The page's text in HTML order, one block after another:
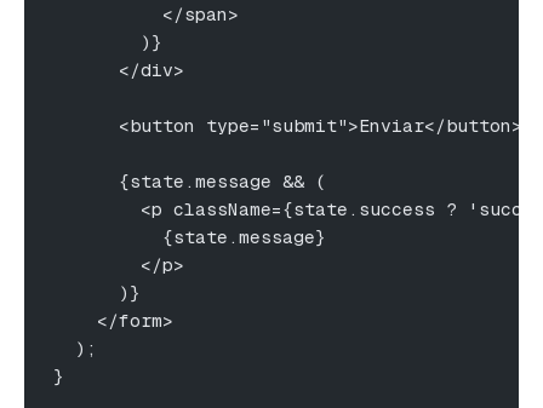
          </span>
        )}
      </div>
      <button type="submit">Enviar</button>
      {state.message && (
<p className={state.success ?
          {state.message}
        </p>
      )}
    </form>
  );
}